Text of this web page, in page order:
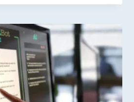
GRATUIT
COMMENT
UTILISER
L’ANCIEN
CHAT
SANS
PAYER
EN